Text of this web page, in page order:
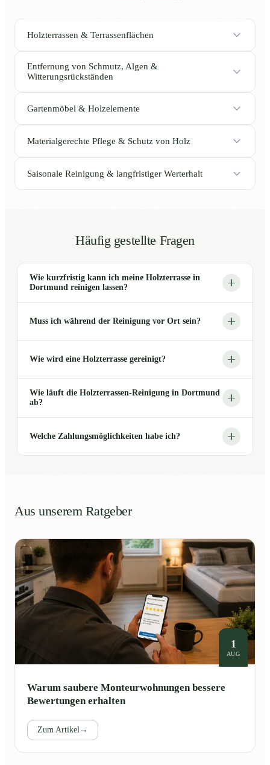
Holzterrassen & Terrassenflächen
Entfernung von Schmutz, Algen &
Witterungsrückständen
Gartenmöbel & Holzelemente
Materialgerechte Pflege & Schutz von Holz
Saisonale Reinigung & langfristiger Werterhalt
Häufig gestellte Fragen
Wie kurzfristig kann ich meine Holzterrasse in
Dortmund reinigen lassen?
Muss ich während der Reinigung vor Ort sein?
Wie wird eine Holzterrasse gereinigt?
Wie läuft die Holzterrassen-Reinigung in Dortmund
ab?
Welche Zahlungsmöglichkeiten habe ich?
Aus unserem Ratgeber
1
AUG
Warum saubere Monteurwohnungen bessere
Bewertungen erhalten
Zum Artikel→